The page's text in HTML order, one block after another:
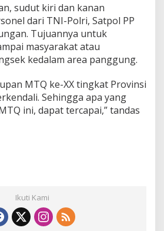
sudut kiri dan kanan
dari TNI-Polri, Satpol PP
Tujuannya untuk
masyarakat atau
kedalam area panggung.
MTQ ke-XX tingkat Provinsi
Sehingga apa yang
ini, dapat tercapai,” tandas
Ikuti Kami